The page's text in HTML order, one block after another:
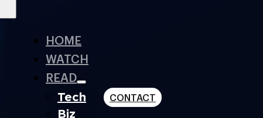
HOME
WATCH
READ
Tech
Biz
CONTACT